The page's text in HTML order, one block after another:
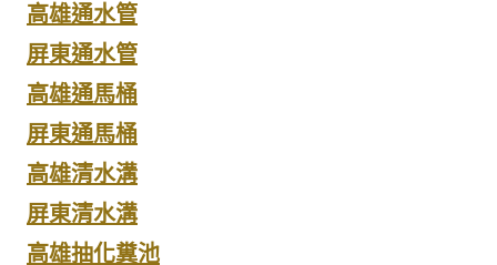
高雄通水管
屏東通水管
高雄通馬桶
屏東通馬桶
高雄清水溝
屏東清水溝
高雄抽化糞池